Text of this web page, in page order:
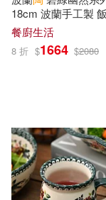
小桜深紅(20)
全國經濟專
廣西師範大
重慶出版社
南京大學出
接力出版社
18cm 波蘭手工製
餐廚生活
8 折 $1664 $2080